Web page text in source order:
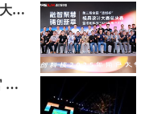
共赴智造新范式，适创科技2026用户大会将于深圳启幕
2026 梅山湾海浪音乐季首周热力收官 文体旅深度融合点燃滨海夏日经济